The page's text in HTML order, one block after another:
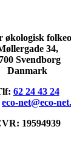
34,
Svendborg
Danmark
62 24 43 24
eco-net@eco-
19594939